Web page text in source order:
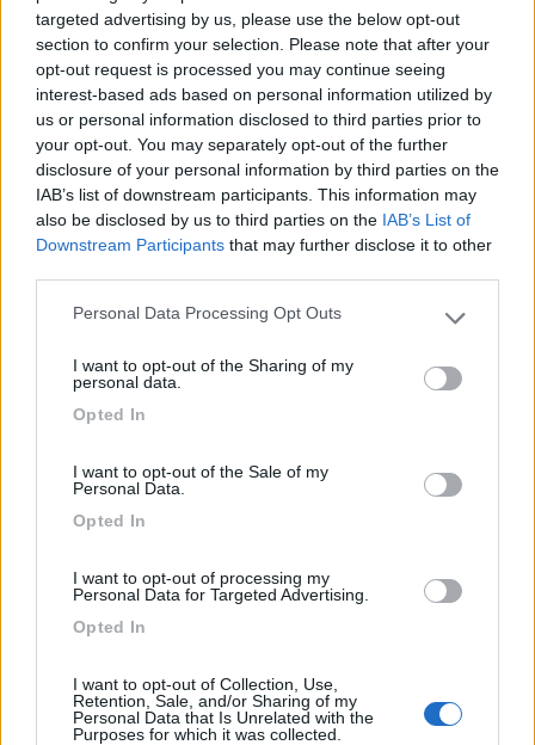
targeted advertising by us, please use the below opt-out
section to confirm your selection. Please note that after your
opt-out request is processed you may continue seeing
interest-based ads based on personal information utilized by
us or personal information disclosed to third parties prior to
your opt-out. You may separately opt-out of the further
disclosure of your personal information by third parties on the
IAB’s list of downstream participants. This information may
also be disclosed by us to third parties on the IAB’s List of
Downstream Participants that may further disclose it to other
Please note that this website/app uses one or more Google
not limited to your visit or usage behaviour. You may click to
grant or deny consent to Google and its third-party tags to
use your data for below specified purposes in below Google
Personal Data Processing Opt Outs
I want to opt-out of the Sharing of my
personal data.
Opted In
I want to opt-out of the Sale of my
Personal Data.
Opted In
I want to opt-out of processing my
Personal Data for Targeted Advertising.
Opted In
I want to opt-out of Collection, Use,
Retention, Sale, and/or Sharing of my
Personal Data that Is Unrelated with the
Purposes for which it was collected.
si ha l’accortezza di rifornire in zone montane mai nessun
problema , ho visto gelare il gasolio, mai il gpl...
poi per carità, ognuno...
Panzer
14933
Inserito il
nemmeno montato i filtri, quindi....
Mick KoKorde World President
58914
Inserito il08/03/2018 alle: 22:55:39